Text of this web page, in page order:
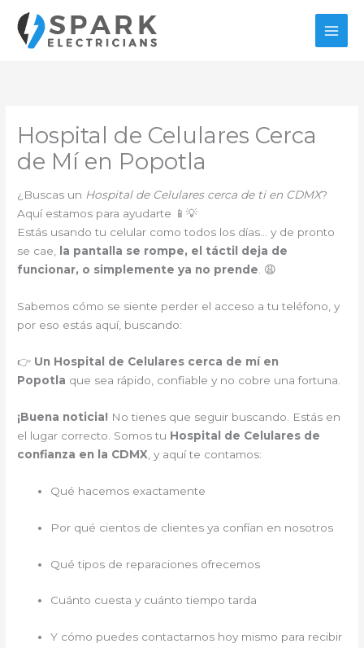
contenido
Hospital de Celulares Cerca
de Mí en Popotla
¿Buscas un Hospital de Celulares cerca de ti en CDMX?
Aquí estamos para ayudarte 📱💡
Estás usando tu celular como todos los días… y de pronto
se cae, la pantalla se rompe, el táctil deja de
funcionar, o simplemente ya no prende. 😩
Sabemos cómo se siente perder el acceso a tu teléfono, y
por eso estás aquí, buscando:
👉 Un Hospital de Celulares cerca de mí en
Popotla que sea rápido, confiable y no cobre una fortuna.
¡Buena noticia! No tienes que seguir buscando. Estás en
el lugar correcto. Somos tu Hospital de Celulares de
confianza en la CDMX , y aquí te contamos:
Qué hacemos exactamente
Por qué cientos de clientes ya confían en nosotros
Qué tipos de reparaciones ofrecemos
Cuánto cuesta y cuánto tiempo tarda
Y cómo puedes contactarnos hoy mismo para recibir